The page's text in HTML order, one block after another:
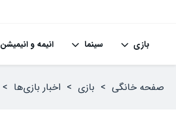
بازی سینما انیمه و انیمیشن
صفحه خانگی > بازی > اخبار بازی‌ها >